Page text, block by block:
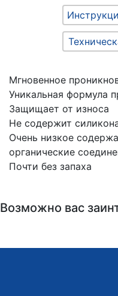
Мгновенное
Уникальная формула
Защищает от износа
Не содержит
Очень низкое
органические
Почти без запаха
Возможно вас